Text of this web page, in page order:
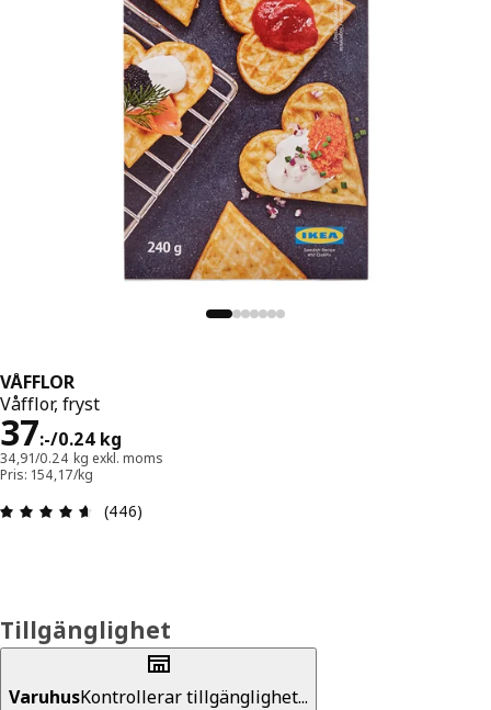
VÅFFLOR
Våfflor, fryst
37:-/0.24 kg
Pris 37:-/0.24 kg
34,91/0.24 kg exkl. moms
Pris: 154,17/kg
Recension: 4.6 utav 5 stjärnor. Totalt antal
(446)
Tillgänglighet
VaruhusKontrollerar tillgänglighet...